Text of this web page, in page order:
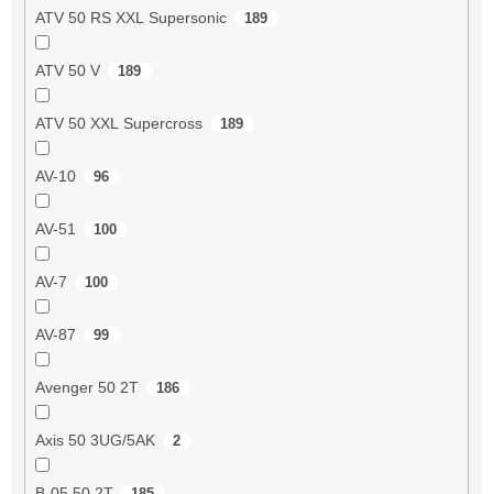
ATV 50 RS XXL Supersonic 189
ATV 50 V 189
ATV 50 XXL Supercross 189
AV-10 96
AV-51 100
AV-7 100
AV-87 99
Avenger 50 2T 186
Axis 50 3UG/5AK 2